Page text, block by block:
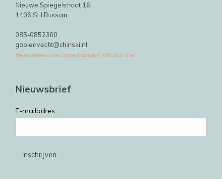
Nieuwe Spiegelstraat 16
1406 SH Bussum
085-0852300
gooienvecht@chinski.nl
Meer weten over onze locaties? Klik dan hier.
Nieuwsbrief
E-mailadres